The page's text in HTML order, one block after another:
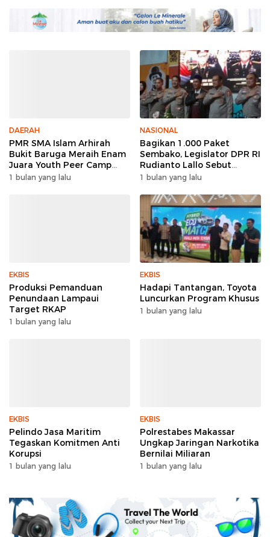
DAERAH
PMR SMA Islam Arhirah
Bukit Baruga Meraih Enam
Juara Youth Peer Camp
2026
1 bulan yang lalu
NASIONAL
Bagikan 1.000 Paket
Sembako, Legislator DPR RI
Rudianto Lallo Sebut
Kepercayaan Publik Ke
1 bulan yang lalu
EKBIS
Produksi Pemanduan
Penundaan Lampaui
Target RKAP
1 bulan yang lalu
EKBIS
Hadapi Tantangan, Toyota
Luncurkan Program Khusus
1 bulan yang lalu
EKBIS
Pelindo Jasa Maritim
Tegaskan Komitmen Anti
Korupsi
1 bulan yang lalu
EKBIS
Polrestabes Makassar
Ungkap Jaringan Narkotika
Bernilai Miliaran
1 bulan yang lalu